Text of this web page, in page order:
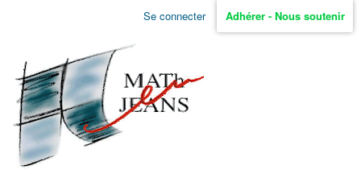
Aller
non
identifié
Se connecter Adhérer - Nous soutenir